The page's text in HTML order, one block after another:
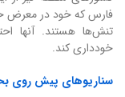
فارس که خود در معرض
تنش‌ها هستند. آنها
خودداری کند.
سناریوهای پیش روی